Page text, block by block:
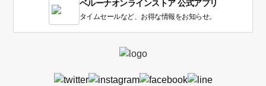
ベルーナオンラインストア 公式アプリ
タイムセールなど、お得な情報をお知らせ。